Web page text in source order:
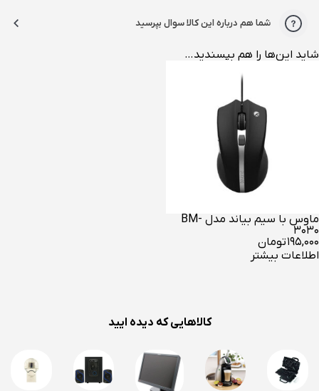
شما هم درباره این کالا سوال بپرسید
شاید این‌ها را هم بپسندید…
ماوس با سیم بیاند مدل BM-
3030
۱۹۵,۰۰۰تومان
اطلاعات بیشتر
کالاهایی که دیده ایید